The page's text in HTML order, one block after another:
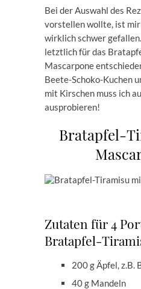
Bei der Auswahl des
vorstellen wollte, ist
wirklich schwer
letztlich für das
Mascarpone
Beete-Schoko-Kuchen
mit Kirschen muss ich
ausprobieren!
Bratapfel-
Zutaten für 4
Bratapfel-
200 g Äpfel, z.B.
40 g Mandeln